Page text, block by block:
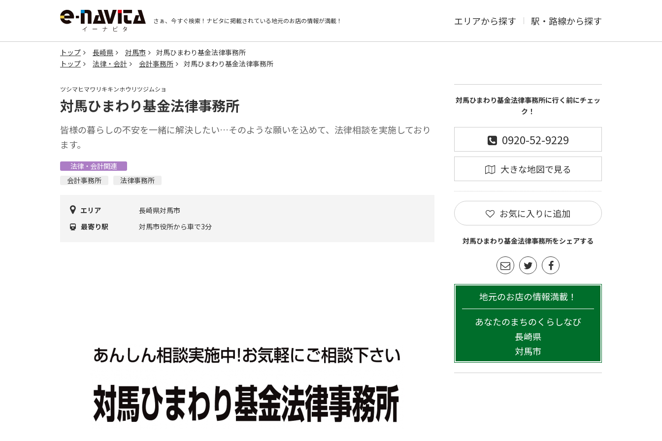
さぁ、今すぐ検索！ ナビタに掲載されている地元のお店の情報が満載！ エリアから探す 駅・路線から探す
トップ 長崎県 対馬市
対馬ひまわり基金法律事務所
トップ
法律・会計 会計事務所 対馬ひまわり基金法律事務所
ツシマヒマワリキキンホウリツジムショ
対馬ひまわり基金法律事務所
皆様の暮らしの不安を一緒に解決したい…そのような願いを込めて、法律相談を実施しており
ます。
法律・会計関連
会計事務所
法律事務所
エリア
長崎県対馬市
最寄り駅
対馬市役所から車で3分
対馬ひまわり基金法律事務所に行く前にチェッ
ク！
0920-52-9229
大きな地図で見る
お気に入りに追加
対馬ひまわり基金法律事務所をシェアする
地元のお店の情報満載！
あなたのまちのくらしなび
長崎県
対馬市